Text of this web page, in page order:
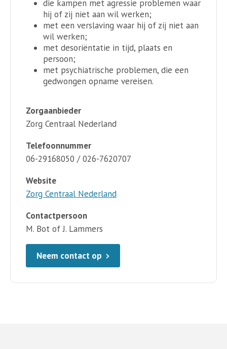
die kampen met agressie problemen waar
hij of zij niet aan wil werken;
met een verslaving waar hij of zij niet aan
wil werken;
met desoriëntatie in tijd, plaats en
persoon;
met psychiatrische problemen, die een
gedwongen opname vereisen.
Zorgaanbieder
Zorg Centraal Nederland
Telefoonnummer
06-29168050 / 026-7620707
Website
Zorg Centraal Nederland
Contactpersoon
M. Bot of J. Lammers
Neem contact op